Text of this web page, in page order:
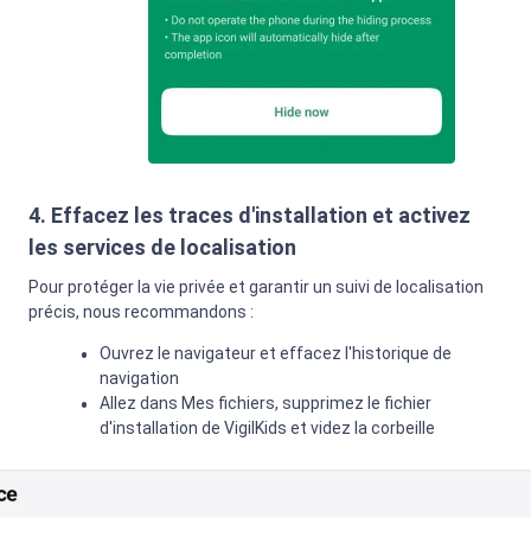
4. Effacez les traces d'installation et activez
les services de localisation
Pour protéger la vie privée et garantir un suivi de localisation
précis, nous recommandons :
Ouvrez le navigateur et effacez l'historique de
navigation
Allez dans Mes fichiers, supprimez le fichier
d'installation de VigilKids et videz la corbeille